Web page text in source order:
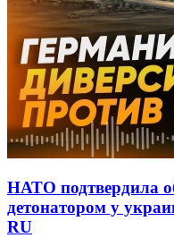
НАТО подтвердила
детонатором у
RU